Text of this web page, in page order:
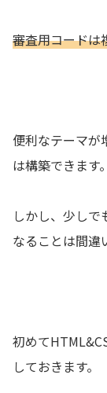
審査用コードは
便利なテーマが
は構築できます。
しかし、少し
なることは間違
初めて
しておきます。